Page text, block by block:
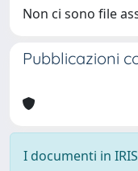
Non ci sono file
Pubblicazioni
I documenti in